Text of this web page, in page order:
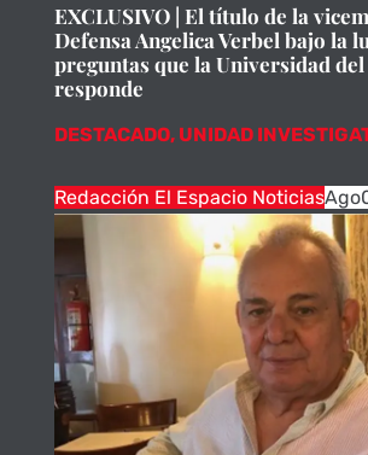
EXCLUSIVO | El título de la
Defensa Angelica Verbel bajo la
preguntas que la Universidad
responde
DESTACADO, UNIDAD
Redacción El Espacio NoticiasAgo